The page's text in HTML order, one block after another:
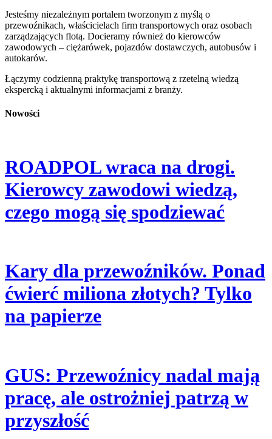
Jesteśmy niezależnym portalem tworzonym z myślą o
przewoźnikach, właścicielach firm transportowych oraz osobach
zarządzających flotą. Docieramy również do kierowców
zawodowych – ciężarówek, pojazdów dostawczych, autobusów i
autokarów.
Łączymy codzienną praktykę transportową z rzetelną wiedzą
ekspercką i aktualnymi informacjami z branży.
Nowości
ROADPOL wraca na drogi.
Kierowcy zawodowi wiedzą,
czego mogą się spodziewać
Kary dla przewoźników. Ponad
ćwierć miliona złotych? Tylko
na papierze
GUS: Przewoźnicy nadal mają
pracę, ale ostrożniej patrzą w
przyszłość